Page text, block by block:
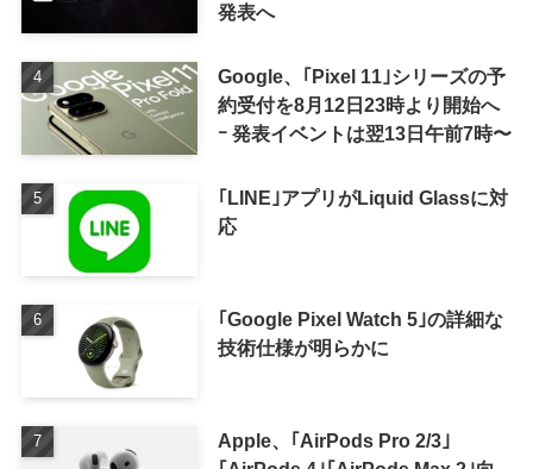
発表へ
Google、｢Pixel 11｣シリーズの予
約受付を8月12日23時より開始へ
ｰ 発表イベントは翌13日午前7時〜
｢LINE｣アプリがLiquid Glassに対
応
｢Google Pixel Watch 5｣の詳細な
技術仕様が明らかに
Apple、｢AirPods Pro 2/3｣